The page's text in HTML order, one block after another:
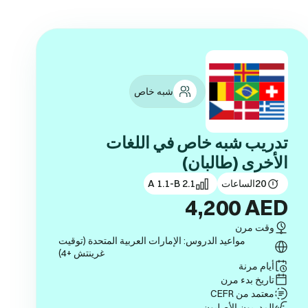
شبه خاص
تدريب شبه خاص في اللغات
الأخرى (طالبان)
20الساعات A 1.1-B 2.1
4,200AED
وقت مرن
مواعيد الدروس: الإمارات العربية المتحدة (توقيت
غرينتش +4)
أيام مرنة
تاريخ بدء مرن
معتمد من CEFR